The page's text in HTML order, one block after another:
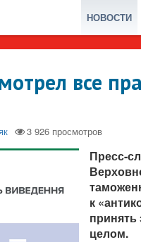
НОВОСТИ
все
Пресс-
к
принять
целом.